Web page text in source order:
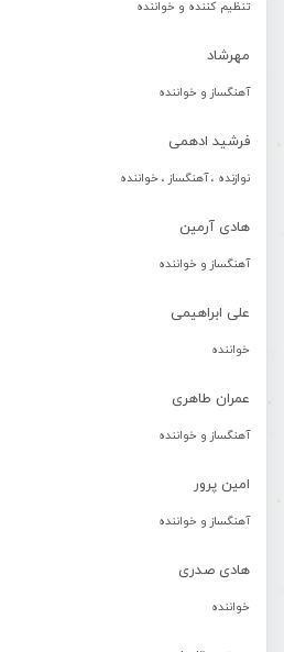
تنظیم کننده و خواننده
مهرشاد
آهنگساز و خواننده
فرشید ادهمی
نوازنده ، آهنگساز ، خواننده
هادی آرمین
آهنگساز و خواننده
علی ابراهیمی
خواننده
عمران طاهری
آهنگساز و خواننده
امین پرور
آهنگساز و خواننده
هادی صدری
خواننده